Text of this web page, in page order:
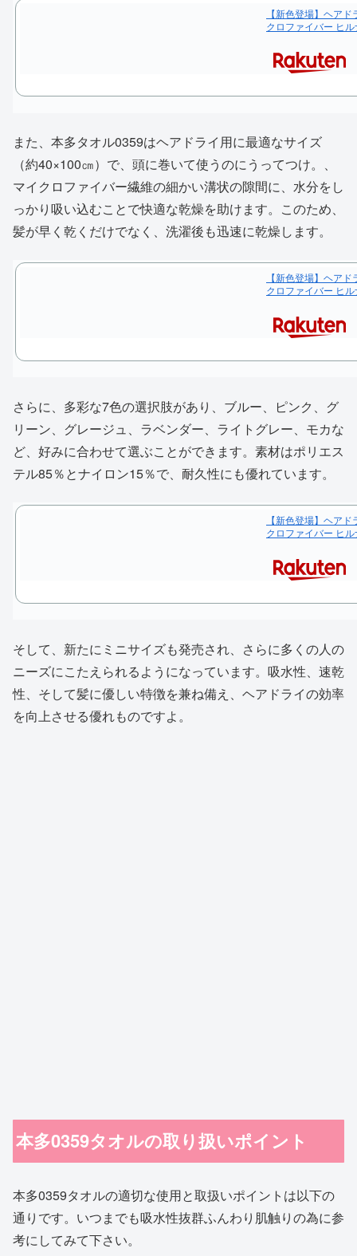
【新色登場】ヘア
クロファイバー ヒ
また、本多タオル0359はヘアドライ用に最適なサイズ
（約40×100㎝）で、頭に巻いて使うのにうってつけ。、
マイクロファイバー繊維の細かい溝状の隙間に、水分をし
っかり吸い込むことで快適な乾燥を助けます。このため、
髪が早く乾くだけでなく、洗濯後も迅速に乾燥します。
【新色登場】ヘア
クロファイバー ヒ
さらに、多彩な7色の選択肢があり、ブルー、ピンク、グ
リーン、グレージュ、ラベンダー、ライトグレー、モカな
ど、好みに合わせて選ぶことができます。素材はポリエス
テル85％とナイロン15％で、耐久性にも優れています。
【新色登場】ヘア
クロファイバー ヒ
そして、新たにミニサイズも発売され、さらに多くの人の
ニーズにこたえられるようになっています。吸水性、速乾
性、そして髪に優しい特徴を兼ね備え、ヘアドライの効率
を向上させる優れものですよ。
本多0359タオルの取り扱いポイント
本多0359タオルの適切な使用と取扱いポイントは以下の
通りです。いつまでも吸水性抜群ふんわり肌触りの為に参
考にしてみて下さい。